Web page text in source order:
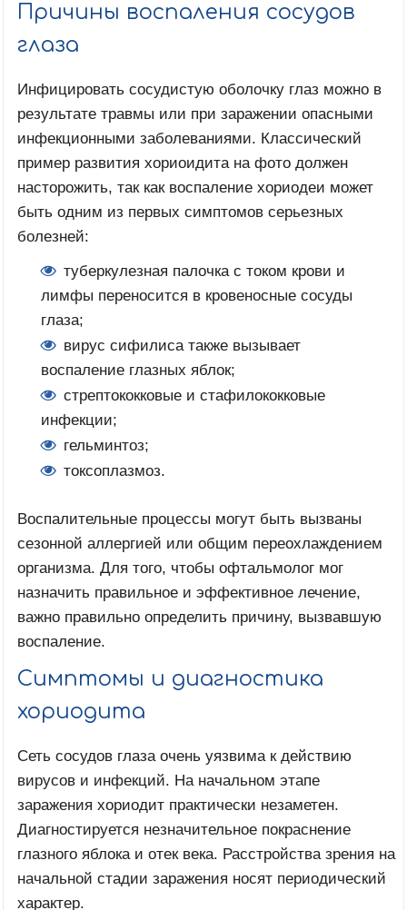
Причины воспаления сосудов
глаза
Инфицировать сосудистую оболочку глаз можно в
результате травмы или при заражении опасными
инфекционными заболеваниями. Классический
пример развития хориоидита на фото должен
насторожить, так как воспаление хориодеи может
быть одним из первых симптомов серьезных
болезней:
туберкулезная палочка с током крови и
лимфы переносится в кровеносные сосуды
глаза;
вирус сифилиса также вызывает
воспаление глазных яблок;
стрептококковые и стафилококковые
инфекции;
гельминтоз;
токсоплазмоз.
Воспалительные процессы могут быть вызваны
сезонной аллергией или общим переохлаждением
организма. Для того, чтобы офтальмолог мог
назначить правильное и эффективное лечение,
важно правильно определить причину, вызвавшую
воспаление.
Симптомы и диагностика
хориодита
Сеть сосудов глаза очень уязвима к действию
вирусов и инфекций. На начальном этапе
заражения хориодит практически незаметен.
Диагностируется незначительное покраснение
глазного яблока и отек века. Расстройства зрения на
начальной стадии заражения носят периодический
характер.